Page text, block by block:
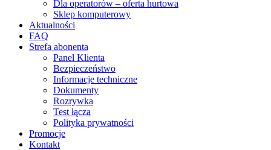
Dla operatorów – oferta hurtowa
Sklep komputerowy
Aktualności
FAQ
Strefa abonenta
Panel Klienta
Bezpieczeństwo
Informacje techniczne
Dokumenty
Rozrywka
Test łącza
Polityka prywatności
Promocje
Kontakt